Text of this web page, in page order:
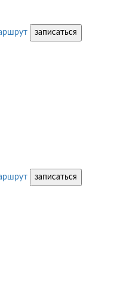
записаться
записаться